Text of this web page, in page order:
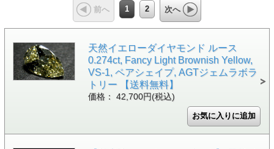
前へ 1 2 次へ
天然イエローダイヤモンド ルース
0.274ct, Fancy Light Brownish Yellow,
VS-1, ペアシェイプ, AGTジェムラボラ
トリー 【送料無料】
価格： 42,700円(税込)